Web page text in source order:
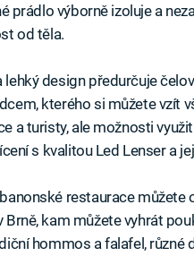
prádlo výborně izoluje a
od těla.
lehký design předurčuje
kterého si můžete vzít
a turisty, ale možnosti
s kvalitou Led Lenser a
restaurace můžete
Brně, kam můžete vyhrát
hommos a falafel, různé